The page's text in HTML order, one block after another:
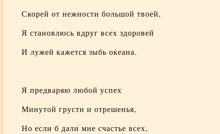
Скорей от нежности большой твоей,
Я становлюсь вдруг всех здоровей
И лужей кажется зыбь океана.
Я предваряю любой успех
Минутой грусти и отрешенья,
Но если б дали мне счастье всех,
На могиле Мамочки
Роднулечке
Дорогой жене Ладе